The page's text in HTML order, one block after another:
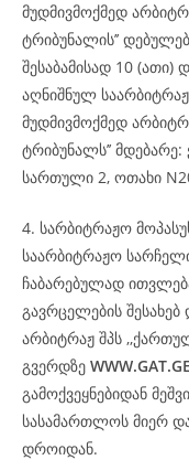
მუდმივმოქმედ
ტრიბუნალის’’
შესაბამისად 10 (ათი)
აღნიშნულ
მუდმივმოქმედ
ტრიბუნალს’’
სართული 2, ოთახი
4. სარბიტრაჟო
საარბიტრაჟო
ჩაბარებულად
გავრცელების
არბიტრაჟ შპს
გვერდზე WWW.GAT.GE
გამოქვეყნებიდან
სასამართლოს მიერ
დროიდან.